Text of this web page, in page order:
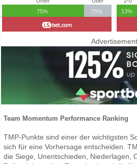
75%
25%
13%
Advertisement
Team Momentum Performance Ranking
TMP-Punkte sind einer der wichtigsten
sich für eine Vorhersage entscheiden.
die Siege, Unentschieden, Niederlagen,